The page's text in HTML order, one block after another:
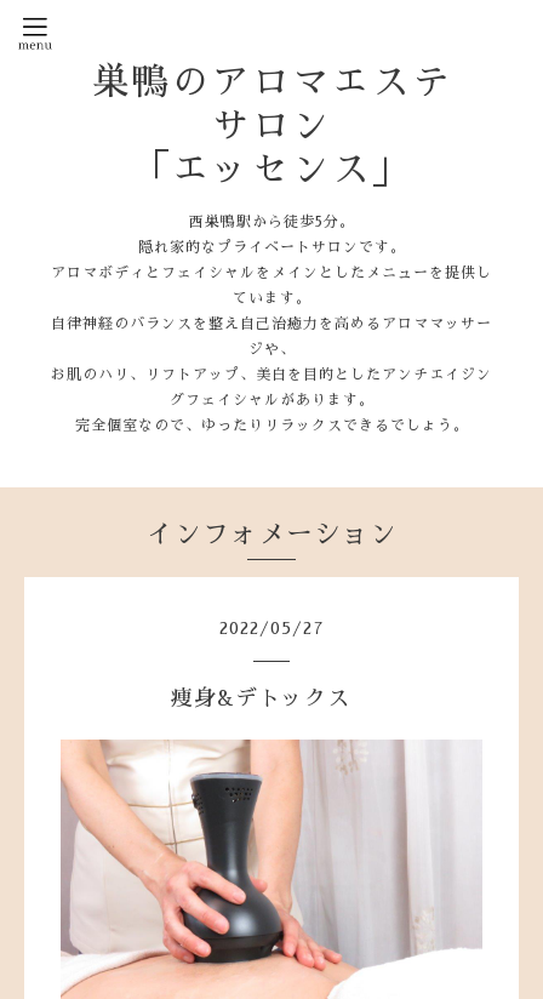
巣鴨のアロマエステ
サロン
「エッセンス」
西巣鴨駅から徒歩5分。
隠れ家的なプライベートサロンです。
アロマボディとフェイシャルをメインとしたメニューを提供し
ています。
自律神経のバランスを整え自己治癒力を高めるアロママッサー
ジや、
お肌のハリ、リフトアップ、美白を目的としたアンチエイジン
グフェイシャルがあります。
完全個室なので、ゆったりリラックスできるでしょう。
インフォメーション
2022 /05 /27
痩身&デトックス